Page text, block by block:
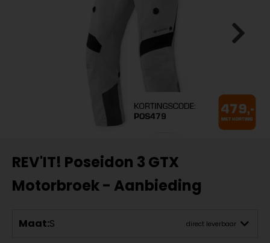
REV'IT! Poseidon 3 GTX
Motorbroek - Aanbieding
Maat:S direct leverbaar